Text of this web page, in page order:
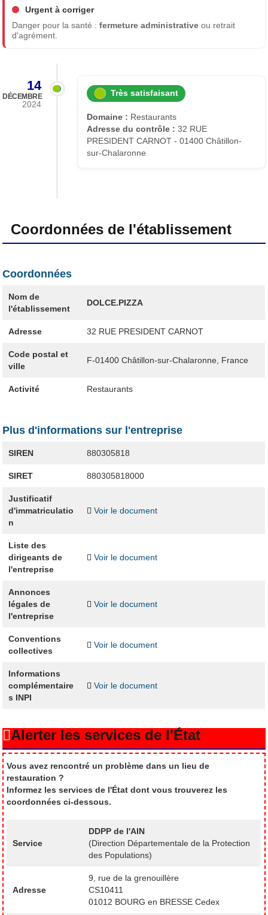
Urgent à corriger
Danger pour la santé :fermeture administrative ou retrait
d'agrément.
14
DÉCEMBRE
2024
Très satisfaisant
Domaine : Restaurants
Adresse du contrôle : 32 RUE
PRESIDENT CARNOT - 01400 Châtillon-
sur-Chalaronne
Coordonnées de l'établissement
Coordonnées
Nom de
l'établissement
DOLCE.PIZZA
Adresse 32 RUE PRESIDENT CARNOT
Code postal et
ville
F-01400 Châtillon-sur-Chalaronne, France
Activité Restaurants
Plus d'informations sur l'entreprise
SIREN 880305818
SIRET 880305818000
Justificatif
d'immatriculatio
n
Voir le document
Liste des
dirigeants de
l'entreprise
Voir le document
Annonces
légales de
l'entreprise
Voir le document
Conventions
collectives
Voir le document
Informations
complémentaire
s INPI
Voir le document
Alerter les services de l'État
Vous avez rencontré un problème dans un lieu de
restauration ?
Informez les services de l'État dont vous trouverez les
coordonnées ci-dessous.
Service
DDPP de l'AIN
(Direction Départementale de la Protection
des Populations)
Adresse
9, rue de la grenouillère
CS10411
01012 BOURG en BRESSE Cedex